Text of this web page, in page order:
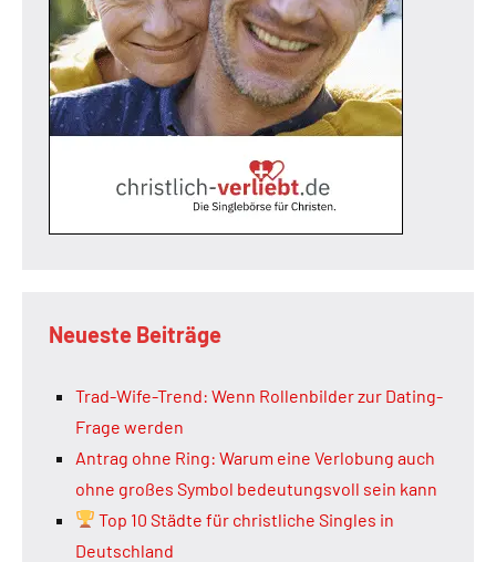
Neueste Beiträge
Trad-Wife-Trend: Wenn Rollenbilder zur Dating-
Frage werden
Antrag ohne Ring: Warum eine Verlobung auch
ohne großes Symbol bedeutungsvoll sein kann
Top 10 Städte für christliche Singles in
Deutschland